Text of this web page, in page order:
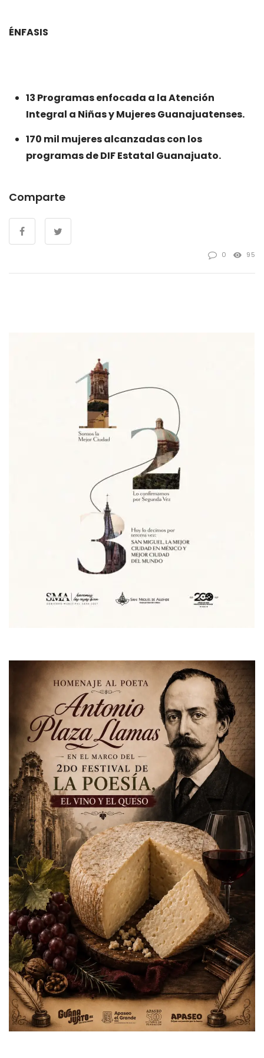
ÉNFASIS
13 Programas enfocada a la Atención
Integral a Niñas y Mujeres Guanajuatenses.
170 mil mujeres alcanzadas con los
programas de DIF Estatal Guanajuato.
Comparte
0 95